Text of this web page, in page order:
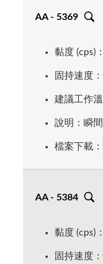
AA - 5369
黏度 (cps)
固持速度
建議工作
說明：瞬
檔案下載：
AA - 5384
黏度 (cps)
固持速度